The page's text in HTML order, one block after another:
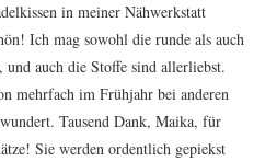
in meiner Nähwerkstatt
Ich mag sowohl die runde als auch
und auch die Stoffe sind allerliebst.
mehrfach im Frühjahr bei anderen
Tausend Dank, Maika, für
Sie werden ordentlich gepiekst